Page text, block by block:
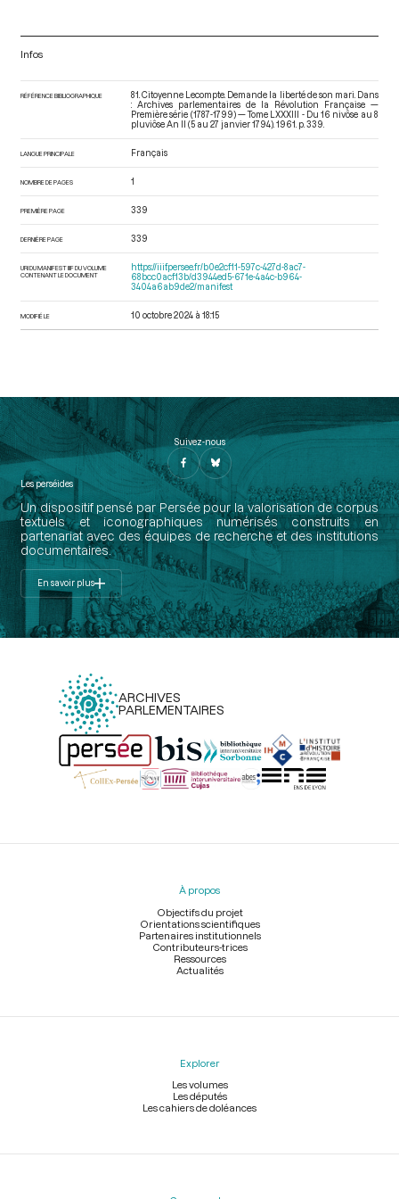
Infos
RÉFÉRENCE BIBLIOGRAPHIQUE
81. Citoyenne Lecompte. Demande la liberté de son mari. Dans
: Archives parlementaires de la Révolution Française —
Première série (1787-1799) — Tome LXXXIII - Du 16 nivôse au 8
pluviôse An II (5 au 27 janvier 1794) . 1961. p. 339.
LANGUE PRINCIPALE Français
NOMBRE DE PAGES 1
PREMIÈRE PAGE 339
DERNIÈRE PAGE 339
URI DU MANIFEST IIIF DU VOLUME
CONTENANT LE DOCUMENT
https://iiif.persee.fr/b0e2cf11-597c-427d-8ac7-
68bcc0acf13b/d3944ed5-671e-4a4c-b964-
3404a6ab9de2/manifest
MODIFIÉ LE 10 octobre 2024 à 18:15
Suivez-nous
Les perséides
Un dispositif pensé par Persée pour la valorisation de corpus
textuels et iconographiques numérisés construits en
partenariat avec des équipes de recherche et des institutions
documentaires.
En savoir plus
ARCHIVES
PARLEMENTAIRES
Menu
À propos
Objectifs du projet
Orientations scientifiques
Partenaires institutionnels
Contributeurs-trices
Ressources
Actualités
Explorer
Les volumes
Les députés
Les cahiers de doléances